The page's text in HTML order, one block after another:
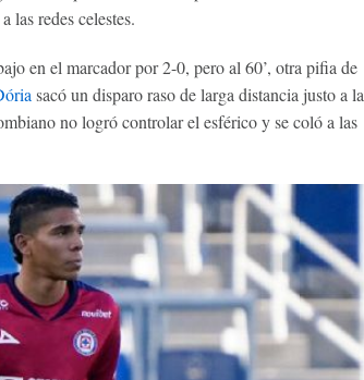
las redes celestes.
en el marcador por 2-0, pero al 60’, otra pifia de
sacó un disparo raso de larga distancia justo a la
no logró controlar el esférico y se coló a las